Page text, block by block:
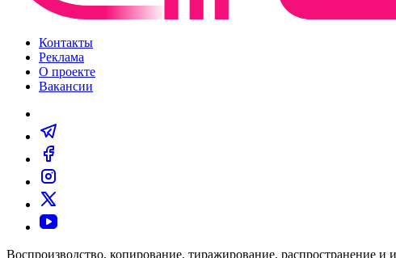
Контакты
Реклама
О проекте
Вакансии
Воспроизводство, копирование, тиражирование, распространение